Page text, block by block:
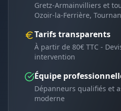
Gretz-Armainvilliers et
Ozoir-la-Ferrière,
Tarifs transparents
À partir de 80€ TTC -
intervention
Équipe
Dépanneurs qualifiés et
moderne